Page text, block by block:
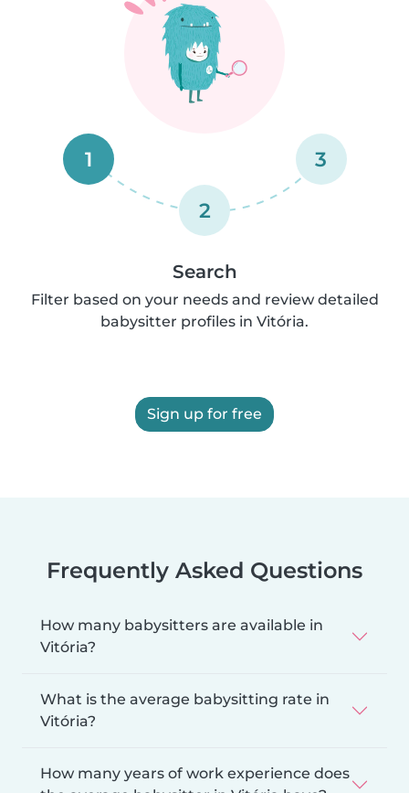
1
2
3
Search
Filter based on your needs and review detailed
babysitter profiles in Vitória.
Sign up for free
Frequently Asked Questions
How many babysitters are available in
Vitória?
What is the average babysitting rate in
Vitória?
How many years of work experience does